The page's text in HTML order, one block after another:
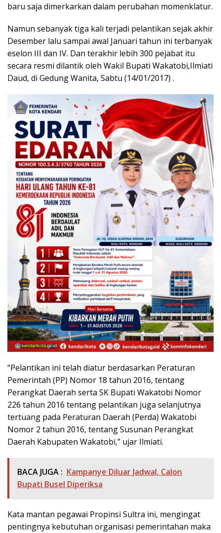
baru saja dimerkarkan dalam perubahan momenklatur.
Namun sebanyak tiga kali terjadi pelantikan sejak akhir
Desember lalu sampai awal Januari tahun ini terbanyak
eselon III dan IV. Dan terakhir lebih 300 pejabat itu
secara resmi dilantik oleh Wakil Bupati Wakatobi,Ilmiati
Daud, di Gedung Wanita, Sabtu (14/01/2017) .
“Pelantikan ini telah diatur berdasarkan Peraturan
Pemerintah (PP) Nomor 18 tahun 2016, tentang
Perangkat Daerah serta SK Bupati Wakatobi Nomor
226 tahun 2016 tentang pelantikan juga selanjutnya
tertuang pada Peraturan Daerah (Perda) Wakatobi
Nomor 2 tahun 2016, tentang Susunan Perangkat
Daerah Kabupaten Wakatobi,” ujar Ilmiati.
BACA JUGA : Kampanye Diluar Jadwal, Calon
Bupati Busel Diperiksa
Kata mantan pegawai Propinsi Sultra ini, mengingat
pentingnya kebutuhan organisasi pemerintahan maka